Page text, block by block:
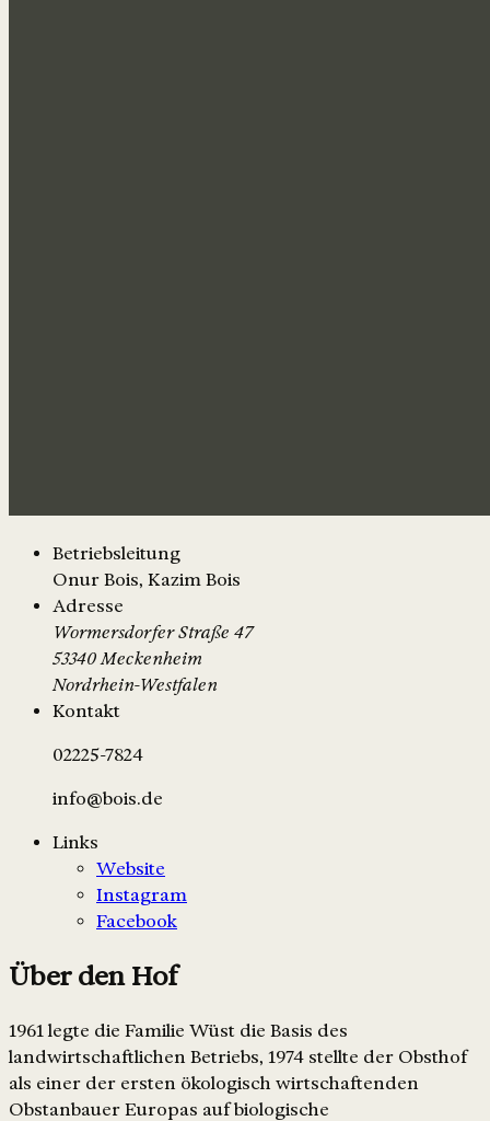
Betriebsleitung
Onur Bois, Kazim Bois
Adresse
Wormersdorfer Straße 47
53340 Meckenheim
Nordrhein-Westfalen
Kontakt
02225-7824
info@bois.de
Links
Website
Instagram
Facebook
Über den Hof
1961 legte die Familie Wüst die Basis des
landwirtschaftlichen Betriebs, 1974 stellte der Obsthof
als einer der ersten ökologisch wirtschaftenden
Obstanbauer Europas auf biologische